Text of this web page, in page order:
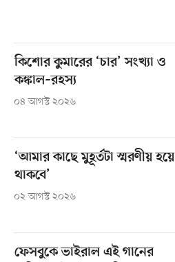
কিশোর কুমারের ‘চার’ সংখ্যা ও
কঙ্কাল–রহস্য
০৪ আগস্ট ২০২৬
‘আমার কাছে মুহূর্তটা স্মরণীয় হয়ে
থাকবে’
০২ আগস্ট ২০২৬
ফেসবুকে ভাইরাল এই গানের